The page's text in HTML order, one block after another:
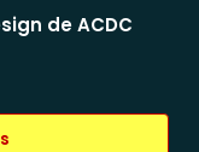
de ACDC